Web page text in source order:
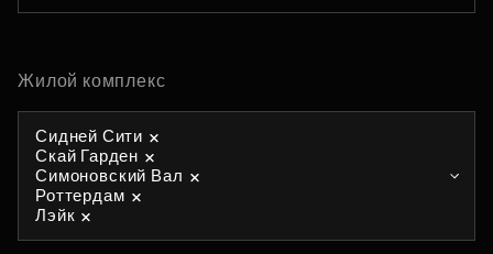
Жилой комплекс
Сидней Сити
Скай Гарден
Симоновский Вал
Роттердам
Лэйк